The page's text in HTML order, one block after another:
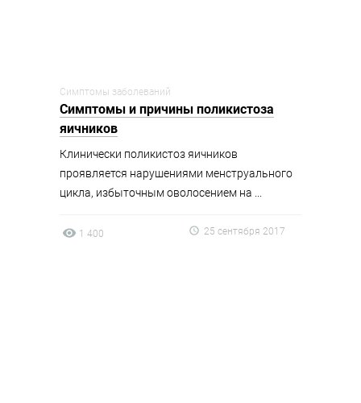
Симптомы заболеваний
Симптомы и причины поликистоза
яичников
Клинически поликистоз яичников
проявляется нарушениями менструального
цикла, избыточным оволосением на ...
1 400 25 сентября 2017